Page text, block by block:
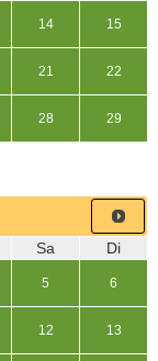
14 15
21 22
28 29
Sa Di
5 6
12 13